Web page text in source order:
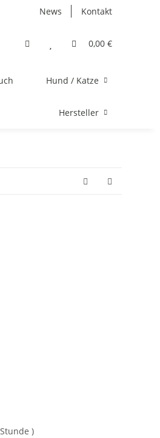
News Kontakt
0,00 €
Hund / Katze
Hersteller
)